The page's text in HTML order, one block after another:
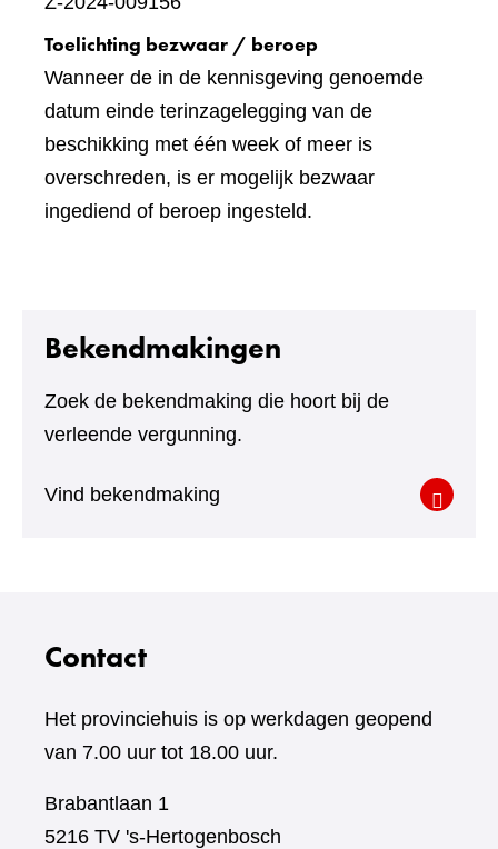
Toelichting bezwaar / beroep
Wanneer de in de kennisgeving genoemde
datum einde terinzagelegging van de
beschikking met één week of meer is
overschreden, is er mogelijk bezwaar
ingediend of beroep ingesteld.
Bekendmakingen
Zoek de bekendmaking die hoort bij de
verleende vergunning.
Vind bekendmaking
Contact
Het provinciehuis is op werkdagen geopend
van 7.00 uur tot 18.00 uur.
Brabantlaan 1
5216 TV 's-Hertogenbosch